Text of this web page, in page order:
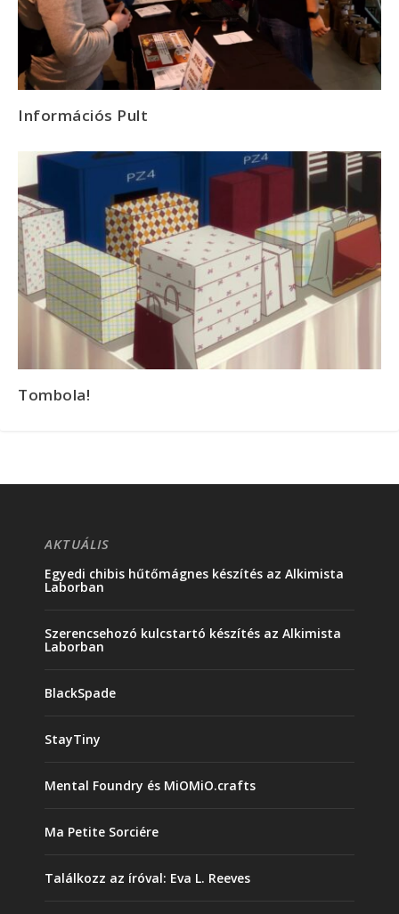
Információs Pult
Tombola!
AKTUÁLIS
Egyedi chibis hűtőmágnes készítés az Alkimista
Laborban
Szerencsehozó kulcstartó készítés az Alkimista
Laborban
BlackSpade
StayTiny
Mental Foundry és MiOMiO.crafts
Ma Petite Sorciére
Találkozz az íróval: Eva L. Reeves